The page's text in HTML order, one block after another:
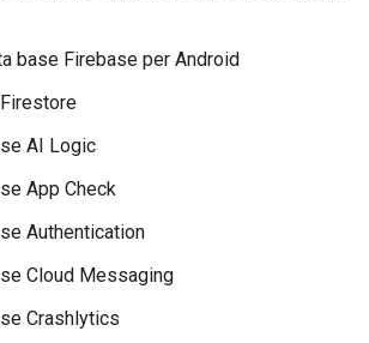
base Firebase per Android
AI Logic
App Check
Authentication
Cloud Messaging
Crashlytics